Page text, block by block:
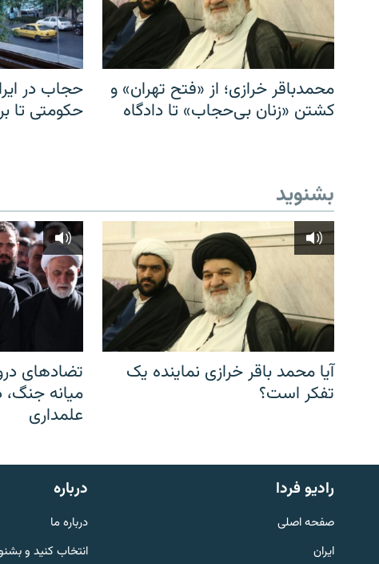
English
به ما بپیوندید
محمدباقر خرازی؛ از «فتح تهران» و
کشتن «زنان بی‌حجاب» تا دادگاه
حجاب در
حکومتی تا
بشنوید
آیا محمد باقر خرازی نماینده یک
تفکر است؟
تضادهای
میانه جنگ،
علمداری
رادیو فردا
صفحه اصلی
ایران
درباره
درباره ما
انتخاب کنید و